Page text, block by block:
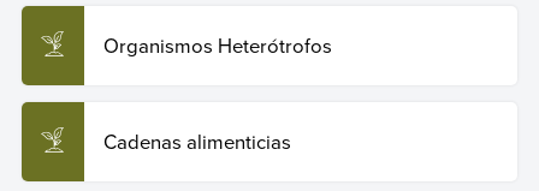
Organismos Heterótrofos
Cadenas alimenticias